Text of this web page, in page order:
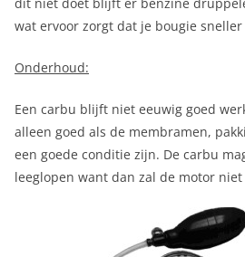
wat ervoor zorgt dat je bougie sneller
Onderhoud:
Een carbu blijft niet eeuwig goed
alleen goed als de membramen,
een goede conditie zijn. De carbu
leeglopen want dan zal de motor